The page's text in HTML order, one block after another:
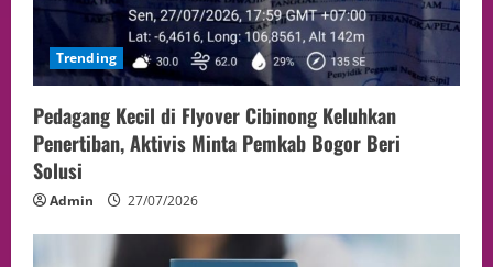
Trending
Pedagang Kecil di Flyover Cibinong Keluhkan
Penertiban, Aktivis Minta Pemkab Bogor Beri
Solusi
Admin 27/07/2026